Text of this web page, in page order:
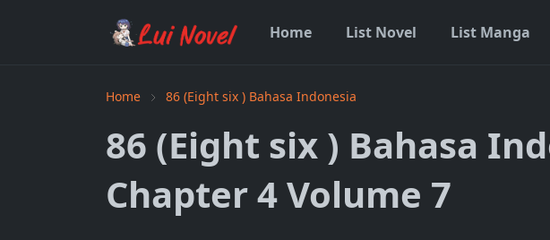
Home List Novel List Manga
Home 86 (Eight six ) Bahasa Indonesia
86 (Eight six ) Bahasa
Chapter 4 Volume 7